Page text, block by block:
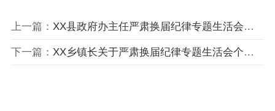
上一篇： XX县政府办主任严肃换届纪律专题生活会个人发言提纲（2709字）
下一篇： XX乡镇长关于严肃换届纪律专题生活会个人发言提纲2